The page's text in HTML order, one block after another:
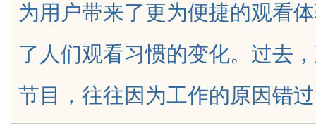
为用户带来了更为便捷的观看
了人们观看习惯的变化。过去
节目，往往因为工作的原因错